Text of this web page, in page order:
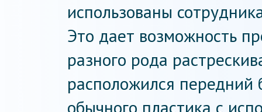
использованы
Это дает возможность
разного рода
расположился
обычного пластика с